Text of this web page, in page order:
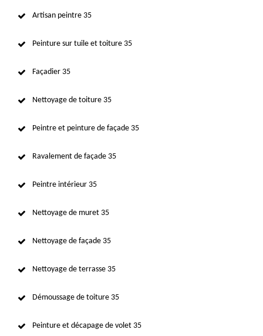
Artisan peintre 35
Peinture sur tuile et toiture 35
Façadier 35
Nettoyage de toiture 35
Peintre et peinture de façade 35
Ravalement de façade 35
Peintre intérieur 35
Nettoyage de muret 35
Nettoyage de façade 35
Nettoyage de terrasse 35
Démoussage de toiture 35
Peinture et décapage de volet 35